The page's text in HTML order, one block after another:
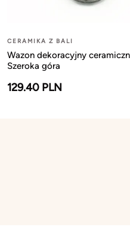
CERAMIKA Z BALI
Wazon dekoracyjny
Szeroka góra
129.40 PLN